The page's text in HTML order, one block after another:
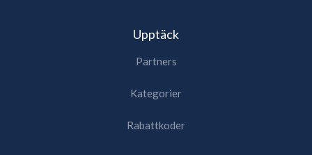
Upptäck
Partners
Kategorier
Rabattkoder